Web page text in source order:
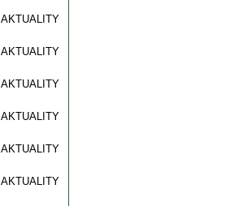
AKTUALITY
AKTUALITY
AKTUALITY
AKTUALITY
AKTUALITY
AKTUALITY